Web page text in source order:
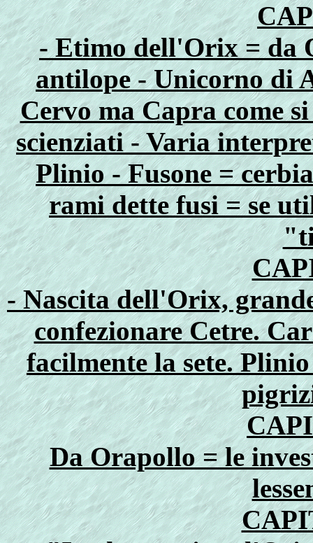
- Etimo dell'Orix = da
antilope - Unicorno di
Cervo ma Capra come
scienziati - Varia
Plinio - Fusone =
rami dette fusi = se
- Nascita dell'Orix,
confezionare Cetre.
facilmente la sete.
Da Orapollo = le